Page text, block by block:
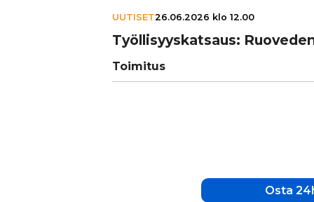
UUTISET26.06.2026 klo 12.00
Työl­li­syys­kat­saus:
Toimitus
Osta